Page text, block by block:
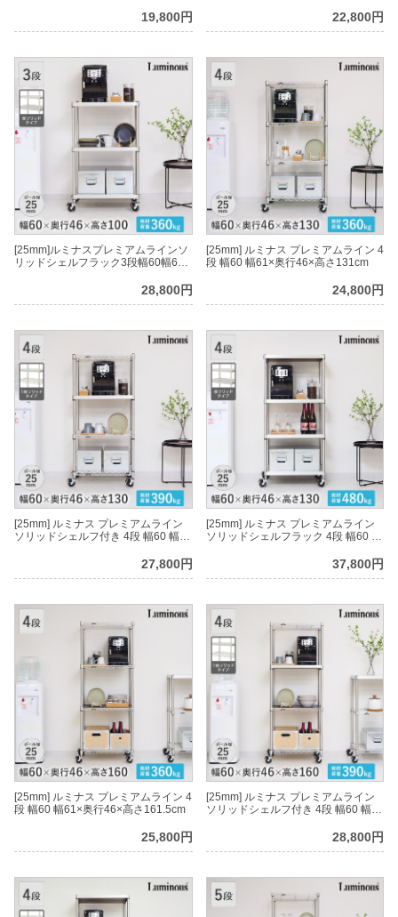
19,800円 22,800円
[25mm]ルミナスプレミアムラインソ
リッドシェルフラック3段幅60幅61×
28,800円
[25mm] ルミナス プレミアムライン 4
段 幅60 幅61×奥行46×高さ131cm
24,800円
[25mm] ルミナス プレミアムライン
ソリッドシェルフ付き 4段 幅60 幅
27,800円
[25mm] ルミナス プレミアムライン
ソリッドシェルフラック 4段 幅60 幅
37,800円
[25mm] ルミナス プレミアムライン 4
段 幅60 幅61×奥行46×高さ161.5cm
25,800円
[25mm] ルミナス プレミアムライン
ソリッドシェルフ付き 4段 幅60 幅
28,800円